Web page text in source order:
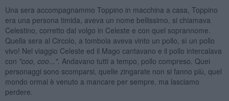
Una sera accompagnammo Toppino in macchina a casa, Toppino
era una persona timida, aveva un nome bellissimo, si chiamava
Celestino, corretto dal volgo in Celeste e con quel soprannome.
Quella sera al Circolo, a tombola aveva vinto un pollo, sì un pollo
vivo! Nel viaggio Celeste ed il Mago cantavano e il pollo intercalava
con "coo, coo...". Andavano tutti a tempo, pollo compreso. Quei
personaggi sono scomparsi, quelle zingarate non si fanno più, quel
mondo ormai è venuto a mancare per sempre, ma lasciamo
perdere.